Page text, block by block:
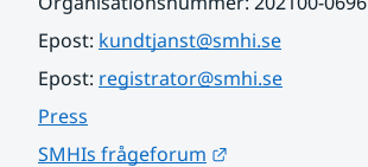
Epost: kundtjanst@smhi.se
Epost: registrator@smhi.se
Press
SMHIs frågeforum